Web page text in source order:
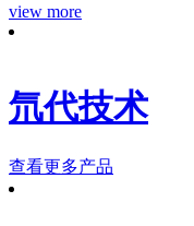
view more
氘代技术
查看更多产品